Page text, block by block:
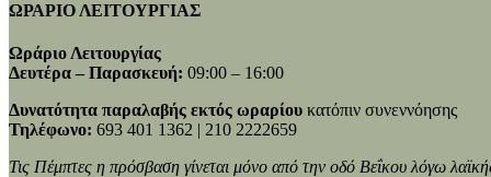
ΩΡΑΡΙΟ ΛΕΙΤΟΥΡΓΙΑΣ
Ωράριο Λειτουργίας
Δευτέρα – Παρασκευή: 09:00 – 16:00
Δυνατότητα παραλαβής εκτός ωραρίου κατόπιν συνεννόησης
Τηλέφωνο: 693 401 1362 | 210 2222659
Τις Πέμπτες η πρόσβαση γίνεται μόνο από την οδό Βεΐκου λόγω